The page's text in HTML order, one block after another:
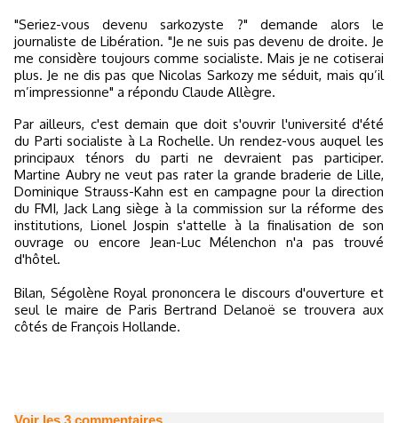
"Seriez-vous devenu sarkozyste ?" demande alors le
journaliste de Libération. "Je ne suis pas devenu de droite. Je
me considère toujours comme socialiste. Mais je ne cotiserai
plus. Je ne dis pas que Nicolas Sarkozy me séduit, mais qu’il
m’impressionne" a répondu Claude Allègre.
Par ailleurs, c'est demain que doit s'ouvrir l'université d'été
du Parti socialiste à La Rochelle. Un rendez-vous auquel les
principaux ténors du parti ne devraient pas participer.
Martine Aubry ne veut pas rater la grande braderie de Lille,
Dominique Strauss-Kahn est en campagne pour la direction
du FMI, Jack Lang siège à la commission sur la réforme des
institutions, Lionel Jospin s'attelle à la finalisation de son
ouvrage ou encore Jean-Luc Mélenchon n'a pas trouvé
d'hôtel.
Bilan, Ségolène Royal prononcera le discours d'ouverture et
seul le maire de Paris Bertrand Delanoë se trouvera aux
côtés de François Hollande.
Voir les 3 commentaires